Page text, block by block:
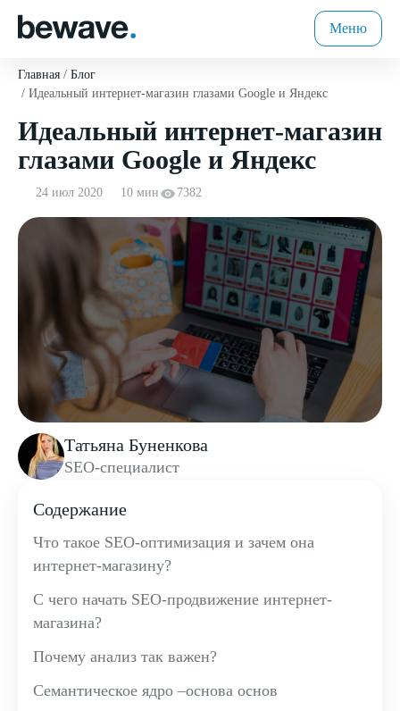
Меню
Главная
Блог
Идеальный интернет-магазин глазами Google и Яндекс
Идеальный интернет-магазин
глазами Google и Яндекс
24 июл 2020 10 мин 7382
Татьяна Буненкова
SEO-специалист
Содержание
Что такое SEO-оптимизация и зачем она
интернет-магазину?
С чего начать SEO-продвижение интернет-
магазина?
Почему анализ так важен?
Семантическое ядро –основа основ